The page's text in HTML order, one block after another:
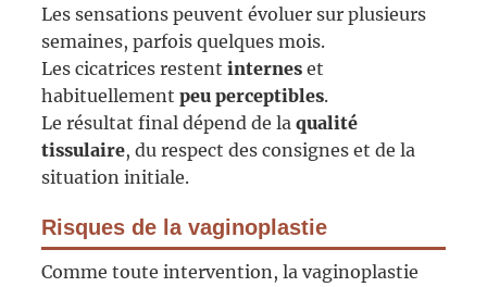
Les sensations peuvent évoluer sur plusieurs
semaines, parfois quelques mois.
Les cicatrices restent interneset
habituellement peu perceptibles.
Le résultat final dépend de la qualité
tissulaire, du respect des consignes et de la
situation initiale.
Risques de la vaginoplastie
Comme toute intervention, la vaginoplastie